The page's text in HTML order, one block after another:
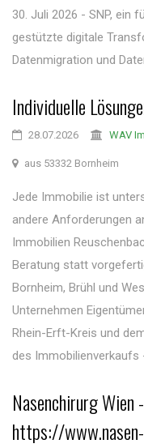
30. Juli 2026 - SNP, ein
gestützte digitale
Datenmigration und
Individuelle
28.07.2026 WAV
aus 53332 Bornheim
Jede Immobilie ist
andere Anforderungen
Immobilien
Beratung statt
Bornheim, Brühl und
Unternehmen
Rhein-Erft-Kreis und
des Immobilienverkaufs
Nasenchirurg Wien
https://